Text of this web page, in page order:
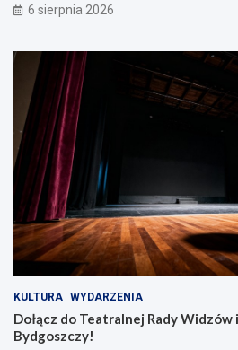
6 sierpnia 2026
KULTURA WYDARZENIA
Dołącz do Teatralnej Rady
Bydgoszczy!